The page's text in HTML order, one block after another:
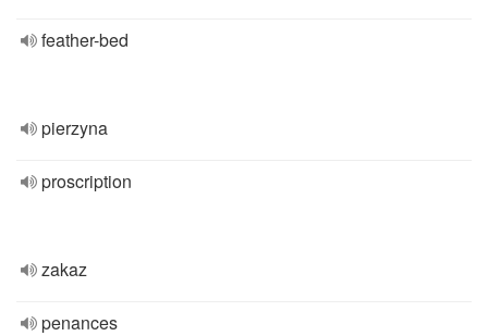
feather-bed
pierzyna
proscription
zakaz
penances